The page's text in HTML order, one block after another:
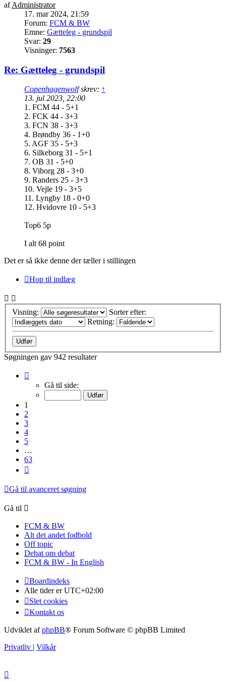
afAdministrator
17. mar 2024, 21:59
Forum: FCM & BW
Emne: Gætteleg - grundspil
Svar: 29
Visninger: 7563
Re: Gætteleg - grundspil
Copenhagenwolfskrev: ↑
13. jul 2023, 22:00
1. FCM 44 - 5+1
2. FCK 44 - 3+3
3. FCN 38 - 3+3
4. Brøndby 36 - 1+0
5. AGF 35 - 5+3
6. Silkeborg 31 - 5+1
7. OB 31 - 5+0
8. Viborg 28 - 3+0
9. Randers 25 - 3+3
10. Vejle 19 - 3+5
11. Lyngby 18 - 0+0
12. Hvidovre 10 - 5+3
Top6 5p
I alt 68 point
Det er så ikke denne der tæller i stillingen
Hop til indlæg
Visning:
Sorter efter:
Retning:
Søgningen gav 942 resultater
Gå til side:
1
2
3
4
5
…
63
Gå til avanceret søgning
Gå til
FCM & BW
Alt det andet fodbold
Off topic
Debat om debat
FCM & BW - In English
Boardindeks
Alle tider erUTC+02:00
Slet cookies
Kontakt os
Udviklet afphpBB® Forum Software © phpBB Limited
Privatliv | Vilkår